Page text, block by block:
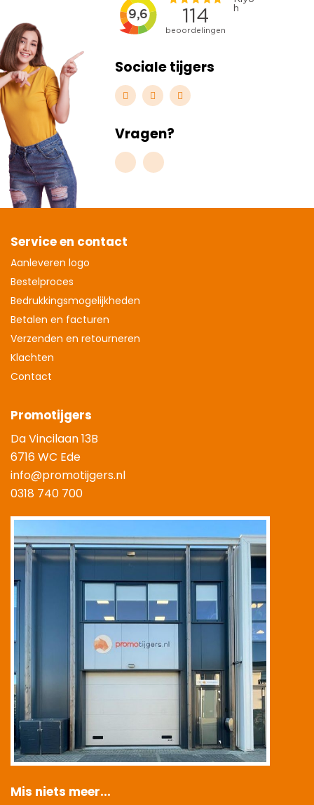
Sociale tijgers
Vragen?
Service en contact
Aanleveren logo
Bestelproces
Bedrukkingsmogelijkheden
Betalen en facturen
Verzenden en retourneren
Klachten
Contact
Promotijgers
Da Vincilaan 13B
6716 WC Ede
info@promotijgers.nl
0318 740 700
Mis niets meer...